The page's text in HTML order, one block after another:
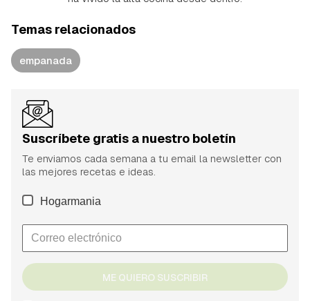
Temas relacionados
empanada
Suscríbete gratis a nuestro boletín
Te enviamos cada semana a tu email la newsletter con
las mejores recetas e ideas.
Hogarmania
ME QUIERO SUSCRIBIR